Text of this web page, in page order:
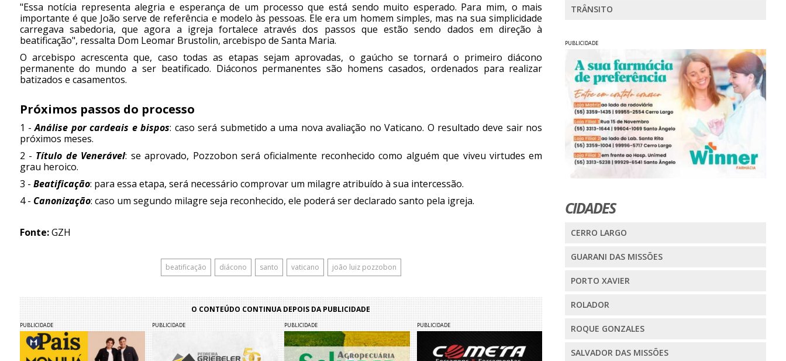
"Essa notícia representa alegria e esperança de um processo que está sendo muito esperado. Para mim, o mais
importante é que João serve de referência e modelo às pessoas. Ele era um homem simples, mas na sua simplicidade
carregava sabedoria, que agora a igreja fortalece através dos passos que estão sendo dados em direção à
beatificação", ressalta Dom Leomar Brustolin, arcebispo de Santa Maria.
O arcebispo acrescenta que, caso todas as etapas sejam aprovadas, o gaúcho se tornará o primeiro diácono
permanente do mundo a ser beatificado. Diáconos permanentes são homens casados, ordenados para realizar
batizados e casamentos.
Próximos passos do processo
1 -Análise por cardeais e bispos: caso será submetido a uma nova avaliação no Vaticano. O resultado deve sair nos
próximos meses.
2 - Título de Venerável: se aprovado, Pozzobon será oficialmente reconhecido como alguém que viveu virtudes em
grau heroico.
3 - Beatificação: para essa etapa, será necessário comprovar um milagre atribuído à sua intercessão.
4 - Canonização: caso um segundo milagre seja reconhecido, ele poderá ser declarado santo pela igreja.
Fonte:GZH
beatificação diácono santo vaticano joão luiz pozzobon
O CONTEÚDO CONTINUA DEPOIS DA PUBLICIDADE
PUBLICIDADE PUBLICIDADE PUBLICIDADE PUBLICIDADE
TRÂNSITO
PUBLICIDADE
CIDADES
CERRO LARGO
GUARANI DAS MISSÕES
PORTO XAVIER
ROLADOR
ROQUE GONZALES
SALVADOR DAS MISSÕES